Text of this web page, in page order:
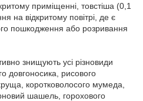
приміщенні, товстіша (0,1
на відкритому повітрі, де є
пошкодження або розривання
знищують усі різновиди
довгоносика, рисового
коротковолосого мумеда,
шашель, горохового